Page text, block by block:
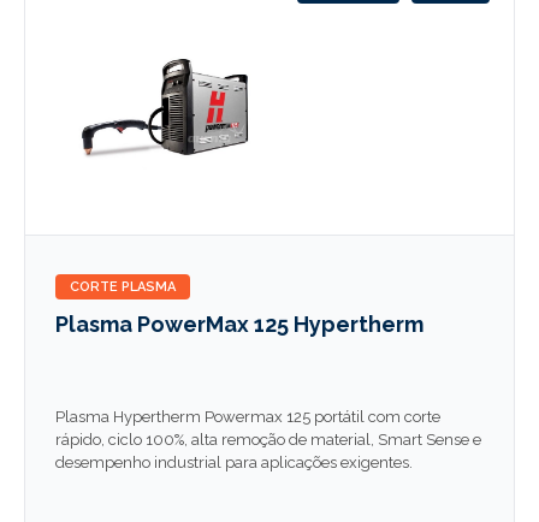
CORTE PLASMA
Plasma PowerMax 125 Hypertherm
Plasma Hypertherm Powermax 125 portátil com corte
rápido, ciclo 100%, alta remoção de material, Smart Sense e
desempenho industrial para aplicações exigentes.